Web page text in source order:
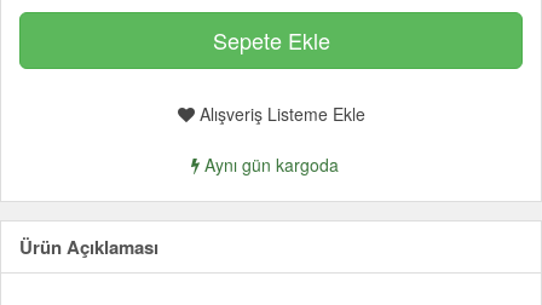
Alışveriş Listeme Ekle
Aynı gün kargoda
Ürün Açıklaması